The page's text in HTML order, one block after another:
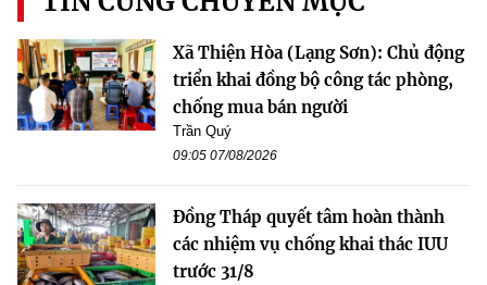
Xã Thiện Hòa (Lạng Sơn): Chủ động
triển khai đồng bộ công tác phòng,
chống mua bán người
Trần Quý
09:05 07/08/2026
Đồng Tháp quyết tâm hoàn thành
các nhiệm vụ chống khai thác IUU
trước 31/8